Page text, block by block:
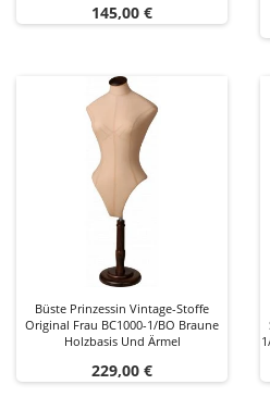
Preis
145,00 €
Büste Prinzessin Vintage-Stoffe
Original Frau BC1000-1/BO Braune
Holzbasis Und Ärmel
Preis
229,00 €